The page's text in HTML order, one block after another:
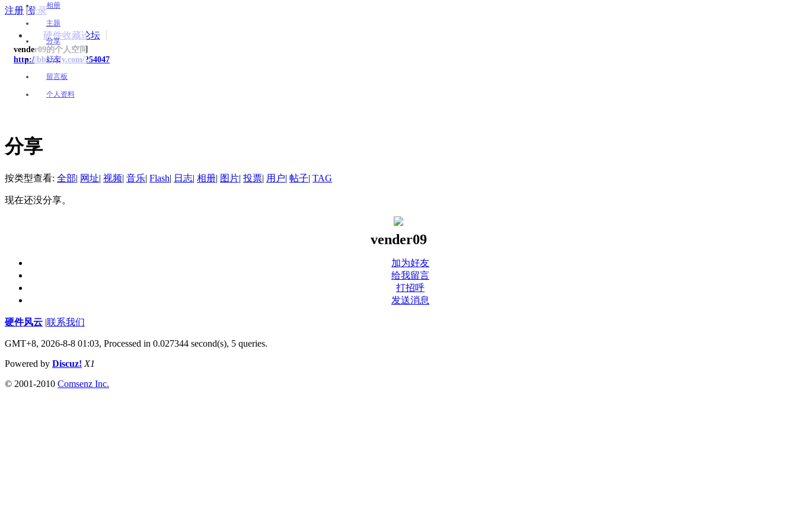
注册 |登录
硬件收藏论坛
vender09的个人空间
http://bbs.yjfy.com/?54047
相册
主题
分享
好友
留言板
个人资料
分享
按类型查看: 全部 网址 视频 音乐 Flash 日志 相册 图片 投票 用户 帖子 TAG
现在还没分享。
vender09
加为好友
给我留言
打招呼
发送消息
硬件风云 联系我们
GMT+8, 2026-8-8 01:03, Processed in 0.027344 second(s), 5 queries.
Powered by Discuz! X1
© 2001-2010 Comsenz Inc.